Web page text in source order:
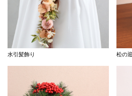
水引髪飾り 松の